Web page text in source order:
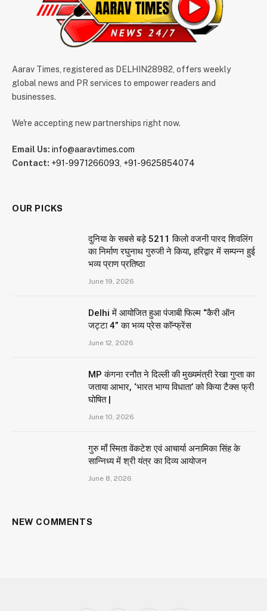
Aarav Times, registered as DELHIN28982, offers weekly
global news and PR services to empower readers and
businesses.
We're accepting new partnerships right now.
Email Us: info@aaravtimes.com
Contact: +91-9971266093, +91-9625854074
OUR PICKS
दुनिया के सबसे बड़े 5211 किलो वजनी पारद शिवलिंग
का निर्माण रघुनाथ गुरुजी ने किया, हरिद्वार में सम्पन्न हुई
भव्य प्राण प्रतिष्ठा
June 19, 2026
Delhi में आयोजित हुआ पंजाबी फिल्म “कैरी ऑन
जट्टा 4” का भव्य प्रेस कॉन्फ्रेंस
June 12, 2026
MP कंगना रनौत ने दिल्ली की मुख्यमंत्री रेखा गुप्ता का
जताया आभार, ‘भारत भाग्य विधाता’ को किया टैक्स फ्री
घोषित |
June 10, 2026
गुरु माँ स्मिता वेंकटेश एवं आचार्या अनामिका सिंह के
सान्निध्य में श्री यंत्र का दिव्य आयोजन
June 8, 2026
NEW COMMENTS